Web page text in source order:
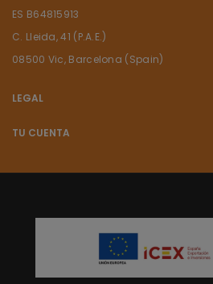
ES B64815913
C. Lleida, 41 (P.A.E.)
08500 Vic, Barcelona (Spain)
LEGAL
TU CUENTA